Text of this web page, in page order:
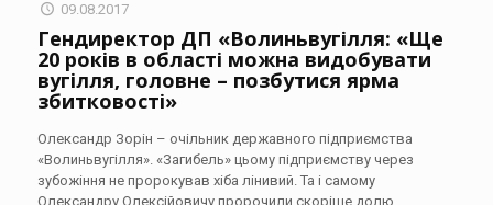
09.08.2017
Гендиректор ДП «Волиньвугілля: «Ще
20 років в області можна видобувати
вугілля, головне – позбутися ярма
збитковості»
Олександр Зорін – очільник державного підприємства
«Волиньвугілля». «Загибель» цьому підприємству через
зубожіння не пророкував хіба лінивий. Та і самому
Олександру Олексійовичу пророчили скоріше долю